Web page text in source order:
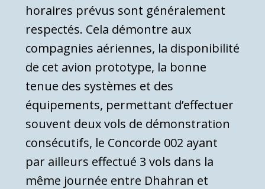
horaires prévus sont généralement
respectés. Cela démontre aux
compagnies aériennes, la disponibilité
de cet avion prototype, la bonne
tenue des systèmes et des
équipements, permettant d’effectuer
souvent deux vols de démonstration
consécutifs, le Concorde 002 ayant
par ailleurs effectué 3 vols dans la
même journée entre Dhahran et